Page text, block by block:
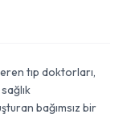
tıp doktorları,
bağımsız bir